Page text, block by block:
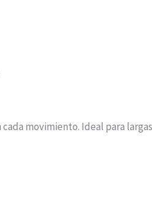
movimiento. Ideal para